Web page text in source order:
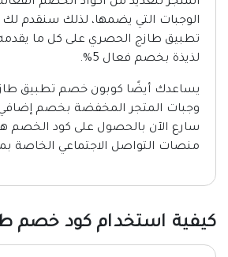
الوجبات التي يضمها، لذلك سنقدم لك
تطبيق طازج الحصري على كل ما
لذيذة بخصم فعال 5%.
يساعدك أيضًا كوبون خصم تطبيق
سارع الآن بالحصول على كود الخصم
منصات التواصل الاجتماعي الخاصة
كيفية استخدام كود خصم